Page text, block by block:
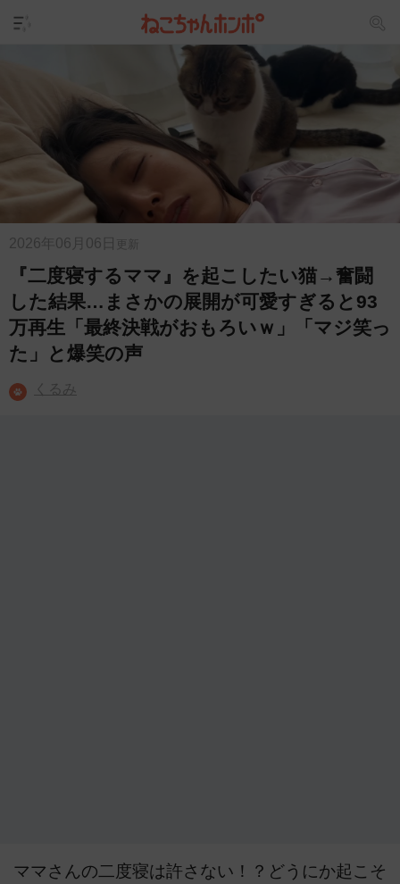
2026年06月06日 更新
『二度寝するママ』を起こしたい猫→奮闘
した結果…まさかの展開が可愛すぎると93
万再生「最終決戦がおもろいｗ」「マジ笑っ
た」と爆笑の声
くるみ
ママさんの二度寝は許さない！？どうにか起こそ